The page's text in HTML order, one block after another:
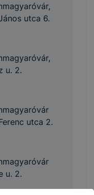
utca 6.
u. 2.
utca 2.
u. 2.